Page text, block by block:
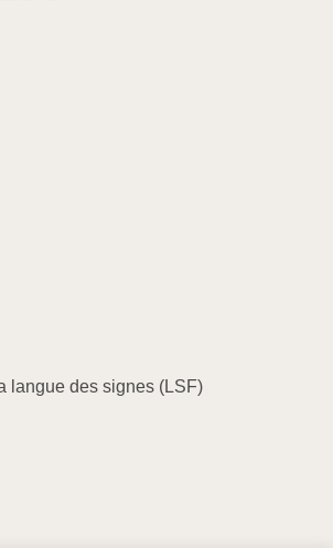
langue des signes (LSF)